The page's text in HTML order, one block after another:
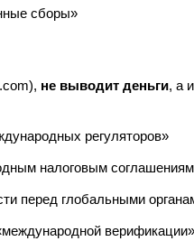
сборы»
не выводит деньги, а
регуляторов»
налоговым
перед глобальными
верификации»